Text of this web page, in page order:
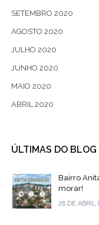
SETEMBRO 2020
AGOSTO 2020
JULHO 2020
JUNHO 2020
MAIO 2020
ABRIL 2020
ÚLTIMAS DO BLOG
Bairro
morar!
28 DE ABRIL